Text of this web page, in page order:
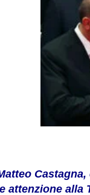
attenzione alla